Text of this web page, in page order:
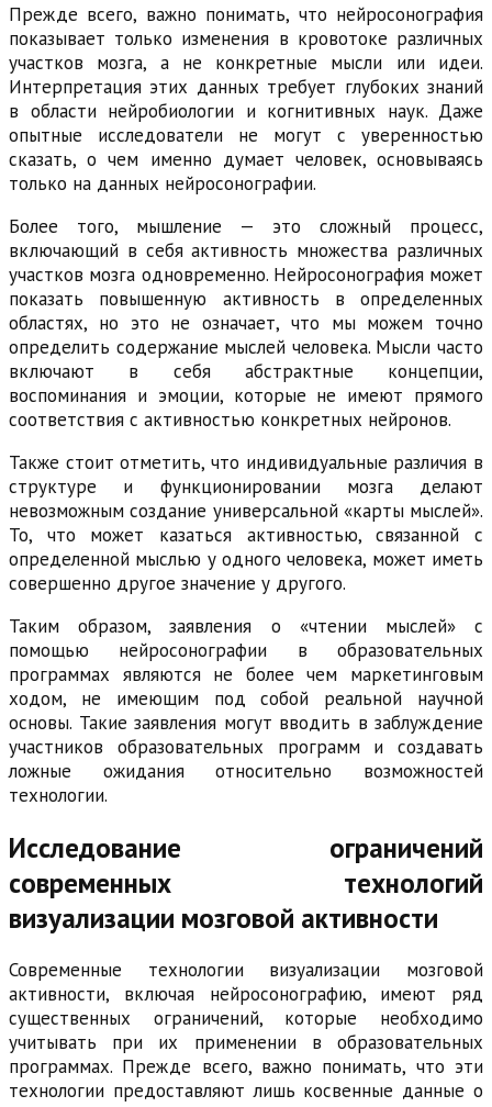
Прежде всего, важно понимать, что нейросонография
показывает только изменения в кровотоке различных
участков мозга, а не конкретные мысли или идеи.
Интерпретация этих данных требует глубоких знаний
в области нейробиологии и когнитивных наук. Даже
опытные исследователи не могут с уверенностью
сказать, о чем именно думает человек, основываясь
только на данных нейросонографии.
Более того, мышление — это сложный процесс,
включающий в себя активность множества различных
участков мозга одновременно. Нейросонография может
показать повышенную активность в определенных
областях, но это не означает, что мы можем точно
определить содержание мыслей человека. Мысли часто
включают в себя абстрактные концепции,
воспоминания и эмоции, которые не имеют прямого
соответствия с активностью конкретных нейронов.
Также стоит отметить, что индивидуальные различия в
структуре и функционировании мозга делают
невозможным создание универсальной «карты мыслей».
То, что может казаться активностью, связанной с
определенной мыслью у одного человека, может иметь
совершенно другое значение у другого.
Таким образом, заявления о «чтении мыслей» с
помощью нейросонографии в образовательных
программах являются не более чем маркетинговым
ходом, не имеющим под собой реальной научной
основы. Такие заявления могут вводить в заблуждение
участников образовательных программ и создавать
ложные ожидания относительно возможностей
технологии.
Исследование ограничений
современных технологий
визуализации мозговой активности
Современные технологии визуализации мозговой
активности, включая нейросонографию, имеют ряд
существенных ограничений, которые необходимо
учитывать при их применении в образовательных
программах. Прежде всего, важно понимать, что эти
технологии предоставляют лишь косвенные данные о